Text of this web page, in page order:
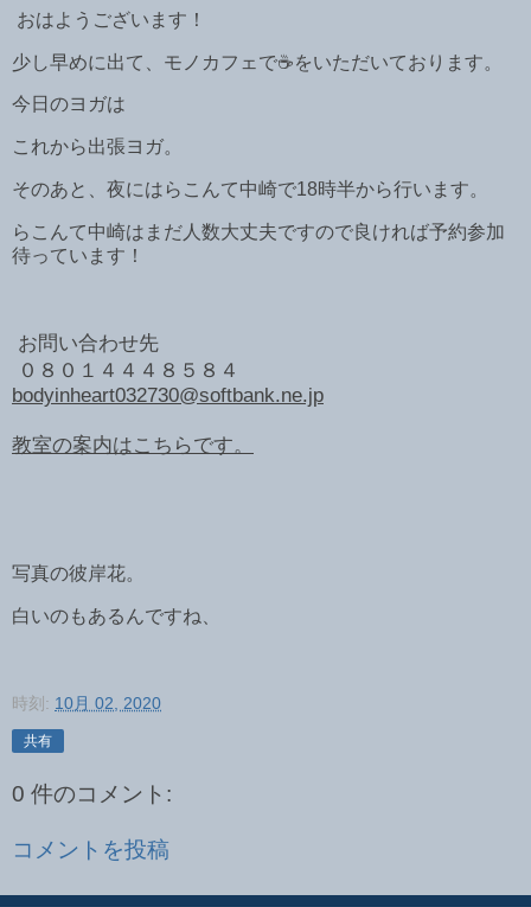
おはようございます！
少し早めに出て、モノカフェで☕️をいただいております。
今日のヨガは
これから出張ヨガ。
そのあと、夜にはらこんて中崎で18時半から行います。
らこんて中崎はまだ人数大丈夫ですので良ければ予約参加
待っています！
お問い合わせ先
０８０１４４４８５８４
bodyinheart032730@softbank.ne.jp
教室の案内はこちらです。
写真の彼岸花。
白いのもあるんですね、
時刻: 10月 02, 2020
共有
0 件のコメント:
コメントを投稿